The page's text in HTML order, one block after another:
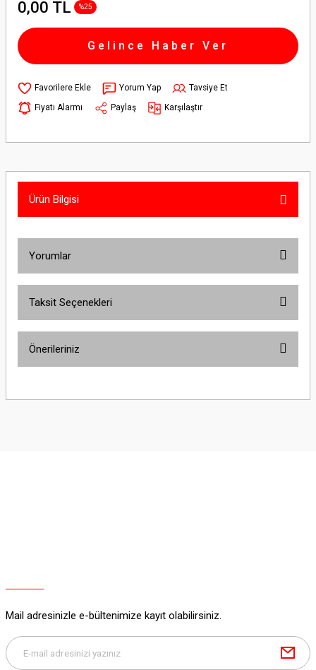
0,00 TL %25
Gelince Haber Ver
Yorum Yap
Tavsiye Et
Fiyatı Alarmı
Paylaş Karşılaştır
Ürün Bilgisi
Yorumlar
Taksit Seçenekleri
Önerileriniz
Mail adresinizle e-bültenimize kayıt olabilirsiniz.